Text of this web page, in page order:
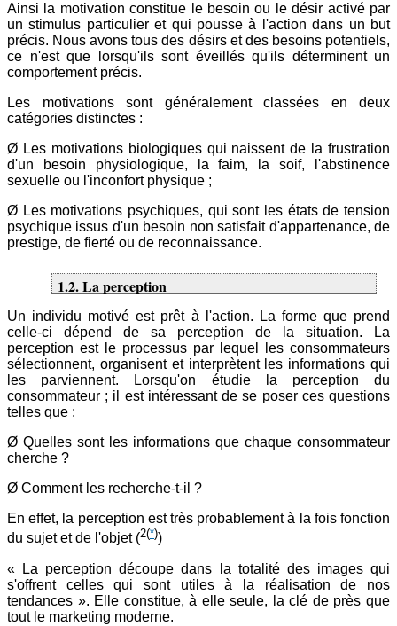
Ainsi la motivation constitue le besoin ou le désir activé par
un stimulus particulier et qui pousse à l'action dans un but
précis. Nous avons tous des désirs et des besoins potentiels,
ce n'est que lorsqu'ils sont éveillés qu'ils déterminent un
comportement précis.
Les motivations sont généralement classées en deux
catégories distinctes :
Ø Les motivations biologiques qui naissent de la frustration
d'un besoin physiologique, la faim, la soif, l'abstinence
sexuelle ou l'inconfort physique ;
Ø Les motivations psychiques, qui sont les états de tension
psychique issus d'un besoin non satisfait d'appartenance, de
prestige, de fierté ou de reconnaissance.
1.2. La perception
Un individu motivé est prêt à l'action. La forme que prend
celle-ci dépend de sa perception de la situation. La
perception est le processus par lequel les consommateurs
sélectionnent, organisent et interprètent les informations qui
les parviennent. Lorsqu'on étudie la perception du
consommateur ; il est intéressant de se poser ces questions
telles que :
Ø Quelles sont les informations que chaque consommateur
cherche ?
Ø Comment les recherche-t-il ?
En effet, la perception est très probablement à la fois fonction
du sujet et de l'objet (2(*))
« La perception découpe dans la totalité des images qui
s'offrent celles qui sont utiles à la réalisation de nos
tendances ». Elle constitue, à elle seule, la clé de près que
tout le marketing moderne.